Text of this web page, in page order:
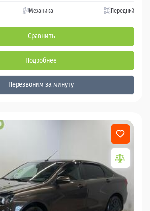
Механика Передний
Сравнить
Подробнее
Перезвоним за минуту